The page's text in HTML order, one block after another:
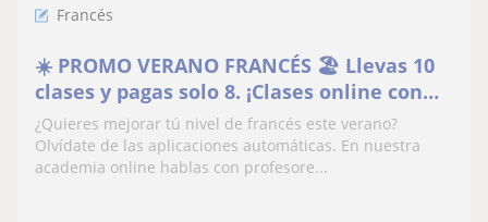
Francés
☀️ PROMO VERANO FRANCÉS 🏖 Llevas 10
clases y pagas solo 8. ¡Clases online con
profesores de verdad!
¿Quieres mejorar tú nivel de francés este verano?
Olvídate de las aplicaciones automáticas. En nuestra
academia online hablas con profesore...